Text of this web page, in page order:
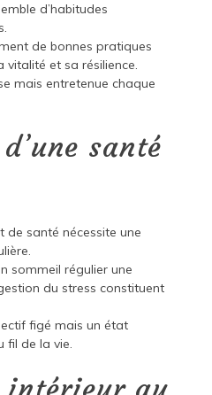
d’habitudes
de bonnes pratiques
vitalité et sa résilience.
mais entretenue chaque
santé
de santé nécessite une
sommeil régulier une
du stress constituent
figé mais un état
fil de la vie.